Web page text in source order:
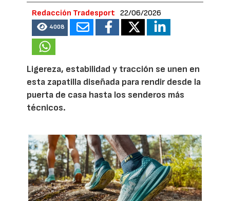
Redacción Tradesport 22/06/2026
4008
Ligereza, estabilidad y tracción se unen en
esta zapatilla diseñada para rendir desde la
puerta de casa hasta los senderos más
técnicos.